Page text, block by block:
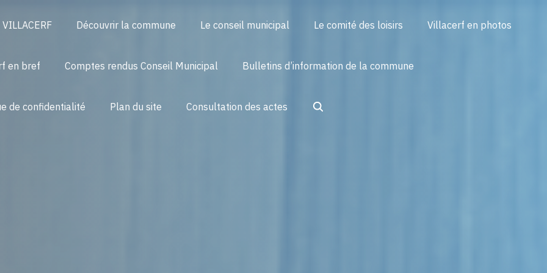
Découvrir la commune Le conseil municipal Le comité des loisirs Villacerf en photos
en bref Comptes rendus Conseil Municipal Bulletins d’information de la commune
de confidentialité Plan du site Consultation des actes Search